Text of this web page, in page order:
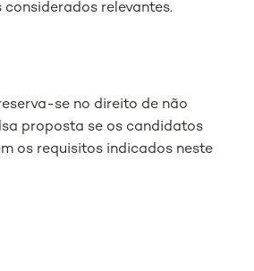
relevantes.
se no direito de não
proposta se os candidatos
os requisitos indicados neste